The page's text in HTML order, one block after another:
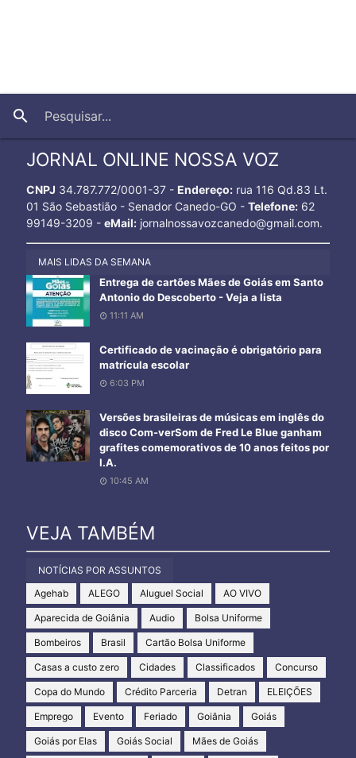
search
JORNAL ONLINE NOSSA VOZ
CNPJ 34.787.772/0001-37 - Endereço:rua 116 Qd.83 Lt.
01 São Sebastião - Senador Canedo-GO - Telefone:62
99149-3209 - eMail:jornalnossavozcanedo@gmail.com.
MAIS LIDAS DA SEMANA
Entrega de cartões Mães de Goiás em Santo
Antonio do Descoberto - Veja a lista
11:11 AM
Certificado de vacinação é obrigatório para
matrícula escolar
6:03 PM
Versões brasileiras de músicas em inglês do
disco Com-verSom de Fred Le Blue ganham
grafites comemorativos de 10 anos feitos por
I.A.
10:45 AM
VEJA TAMBÉM
NOTÍCIAS POR ASSUNTOS
Agehab
ALEGO Aluguel Social AO VIVO
Aparecida de Goiânia Audio Bolsa Uniforme
Bombeiros Brasil Cartão Bolsa Uniforme
Casas a custo zero Cidades Classificados Concurso
Copa do Mundo Crédito Parceria Detran ELEIÇÕES
Emprego Evento Feriado Goiânia Goiás
Goiás por Elas Goiás Social Mães de Goiás